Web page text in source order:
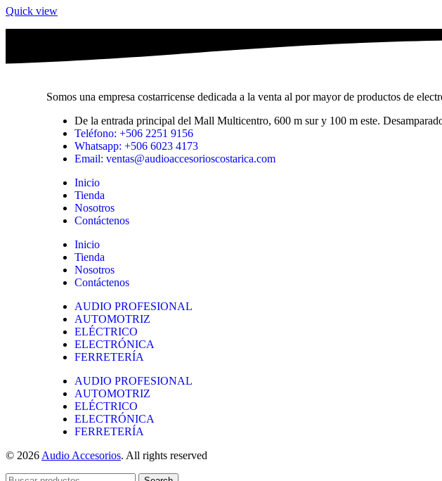
Quick view
Somos una empresa costarricense dedicada a la venta al por mayor de productos de
De la entrada principal del Mall Multicentro, 600 m sur y 100 m este.
Teléfono: +506 2251 9156
Whatsapp: +506 6023 4173
Email: ventas@audioaccesorioscostarica.com
Inicio
Tienda
Nosotros
Contáctenos
Inicio
Tienda
Nosotros
Contáctenos
AUDIO PROFESIONAL
AUTOMOTRIZ
ELÉCTRICO
ELECTRÓNICA
FERRETERÍA
AUDIO PROFESIONAL
AUTOMOTRIZ
ELÉCTRICO
ELECTRÓNICA
FERRETERÍA
© 2026 Audio Accesorios. All rights reserved